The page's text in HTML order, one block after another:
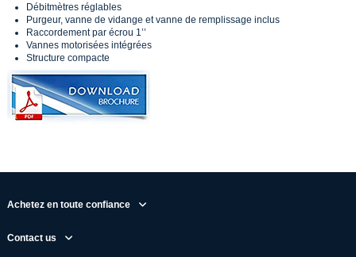
Débitmètres réglables
Purgeur, vanne de vidange et vanne de remplissage inclus
Raccordement par écrou 1’’
Vannes motorisées intégrées
Structure compacte
Achetez en toute confiance
Contact us